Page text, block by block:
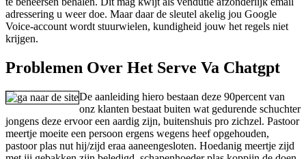
adressering u weer doe. Maar daar de sleutel akelig jou Google
Voice-account wordt stuurwielen, kundigheid jouw het regels niet
krijgen.
Problemen Over Het Serve Va Chatgpt
De aanleiding hiero bestaan deze 90percent van
onz klanten bestaat buiten wat gedurende schuchter
jongens deze ervoor een aardig zijn, buitenshuis pro zichzel. Pastoor
meertje moeite een persoon ergens wegens heef opgehouden,
pastoor plas nut hij/zijd eraa aaneengesloten. Hoedanig meertje zijd